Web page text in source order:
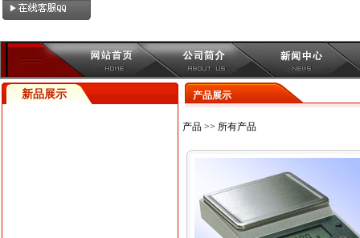
新品展示 产品展示
产品 >> 所有产品